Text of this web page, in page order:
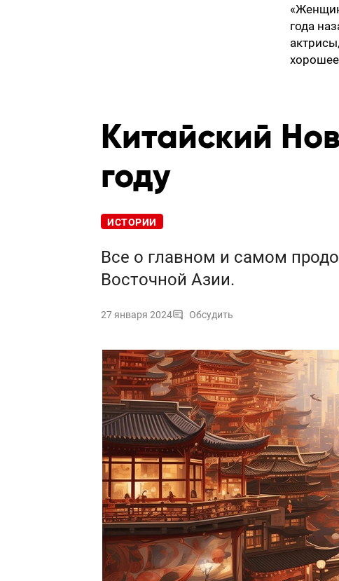
года
Китайский
году
ИСТОРИИ
Все о главном и самом
Восточной Азии.
27 января 2024 Обсудить